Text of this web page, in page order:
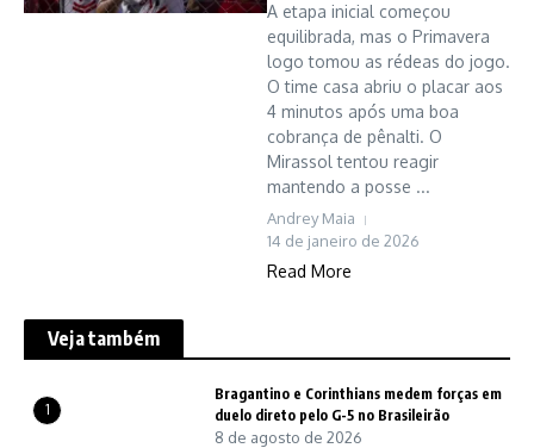
A etapa inicial começou
equilibrada, mas o Primavera
logo tomou as rédeas do jogo.
O time casa abriu o placar aos
4 minutos após uma boa
cobrança de pênalti. O
Mirassol tentou reagir
mantendo a posse ...
Andrey Maia
14 de janeiro de 2026
Read More
Veja também
1
Bragantino e Corinthians medem forças em
duelo direto pelo G-5 no Brasileirão
8 de agosto de 2026